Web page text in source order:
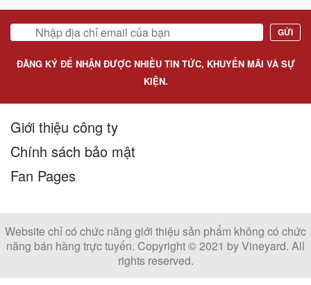
GỬI
ĐĂNG KÝ ĐỂ NHẬN ĐƯỢC NHIỀU TIN TỨC, KHUYẾN MÃI VÀ SỰ
KIỆN.
Giới thiệu công ty
Chính sách bảo mật
Fan Pages
Website chỉ có chức năng giới thiệu sản phẩm không có chức
năng bán hàng trực tuyến. Copyright © 2021 by Vineyard. All
rights reserved.